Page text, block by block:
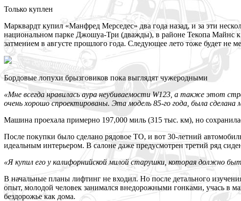
Только куплен
Марквардт купил «Манфред Мерседес» два года назад, и за эти
национальном парке Джошуа-Три (дважды), в районе Текопа Майнс
затмением в августе прошлого года. Следующее лето тоже будет не
Бордовые лопухи брызговиков пока выглядят чужеродными
«Мне всегда нравилась аура неубиваемостиW123, а также этот
очень хорошо спроектированы. Эта модель 85-го года, была
Машина проехала примерно 197,000 миль (315 тыс. км), но
После покупки было сделано рядовое ТО, и вот 30-летний
идеальным интерьером. В салоне даже предусмотрен третий ряд
«Я купил его у калифорнийской милой старушки, которая должно
В начальные планы лифтинг не входил. Но после детального
опыт, молодой человек занимался внедорожными гонками, учась в
бездорожье как дома.